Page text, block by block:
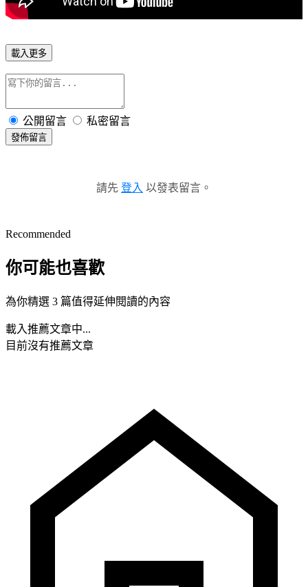
載入更多
公開留言 私密留言
發佈留言
請先 登入 以發表留言。
Recommended
你可能也喜歡
為你精選 3 篇值得延伸閱讀的內容
載入推薦文章中...
目前沒有推薦文章